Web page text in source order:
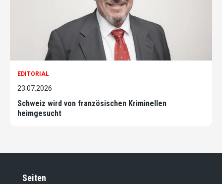
EDITORIAL
23.07.2026
Schweiz wird von französischen Kriminellen
heimgesucht
Seiten